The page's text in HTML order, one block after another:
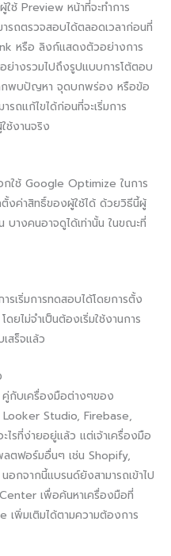
ช้ Preview หน้าที่จะทำการ
รถตรวจสอบได้ตลอดเวลาก่อนที่
หรือ ลิงก์แสดงตัวอย่างการ
ย่างรวมไปถึงรูปแบบการโต้ตอบ
กพบปัญหา จุดบกพร่อง หรือข้อ
ถแก้ไขได้ก่อนที่จะเริ่มการ
ช้งานจริง
กใช้ Google Optimize ในการ
งค่าสิทธิ์ของผู้ใช้ได้ ด้วยวิธีนี้ผู้
บางคนอาจดูได้เท่านั้น ในขณะที่
ารเริ่มการทดสอบได้โดยการตั้ง
ยไม่จำเป็นต้องเริ่มใช้งานการ
สร็จแล้ว
กับเครื่องมือต่างๆของ
Studio, Firebase,
รที่ง่ายอยู่แล้ว แต่เจ้าเครื่องมือ
ตฟอร์มอื่นๆ เช่น Shopify,
กจากนี้แบรนด์ยังสามารถเข้าไป
เพื่อค้นหาเครื่องมือที่
พิ่มเติมได้ตามความต้องการ